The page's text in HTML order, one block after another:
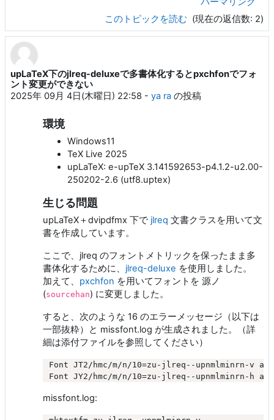
このトピックを読む (現在の返信数: 2)
upLaTeX下のjlreq-deluxeで多書体化するとpxchfonでフォ
ント変更ができない
2025年 09月 4日(木曜日) 22:58 - ya ra の投稿
環境
Windows11
TeX Live 2025
upLaTeX: e-upTeX 3.141592653-p4.1.2-u2.00-
250202-2.6 (utf8.uptex)
生じる問題
upLaTeX＋dvipdfmx 下で jlreq 文書クラスを用いて文
書を作成しています。
ここで、jlreq のフォントメトリックを保ったまま多
書体化するために、 jlreq-deluxe を使用しました。
加えて、 pxchfon を用いてフォントを 源ノ
(sourcehan) に変更しました。
すると、次のような 16 のエラーメッセージ（以下は
一部抜粋）と missfont.log が生成されました。（詳
細は添付ファイルを参照してください）
Font JT2/hmc/m/n/10=zu-jlreq--upnmlminrn-v
missfont.log: